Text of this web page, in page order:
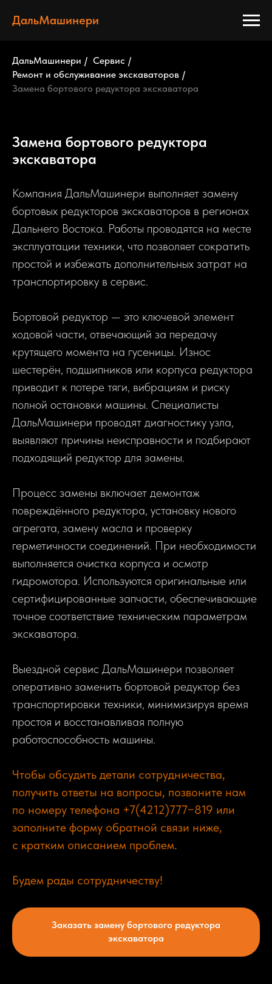
ДальМашинери
ДальМашинери / Сервис /
Ремонт и обслуживание экскаваторов /
Замена бортового редуктора экскаватора
Замена бортового редуктора
экскаватора
Компания ДальМашинери выполняет замену
бортовых редукторов экскаваторов в регионах
Дальнего Востока. Работы проводятся на месте
эксплуатации техники, что позволяет сократить
простой и избежать дополнительных затрат на
транспортировку в сервис.
Бортовой редуктор — это ключевой элемент
ходовой части, отвечающий за передачу
крутящего момента на гусеницы. Износ
шестерён, подшипников или корпуса редуктора
приводит к потере тяги, вибрациям и риску
полной остановки машины. Специалисты
ДальМашинери проводят диагностику узла,
выявляют причины неисправности и подбирают
подходящий редуктор для замены.
Процесс замены включает демонтаж
повреждённого редуктора, установку нового
агрегата, замену масла и проверку
герметичности соединений. При необходимости
выполняется очистка корпуса и осмотр
гидромотора. Используются оригинальные или
сертифицированные запчасти, обеспечивающие
точное соответствие техническим параметрам
экскаватора.
Выездной сервис ДальМашинери позволяет
оперативно заменить бортовой редуктор без
транспортировки техники, минимизируя время
простоя и восстанавливая полную
работоспособность машины.
Чтобы обсудить детали сотрудничества,
получить ответы на вопросы, позвоните нам
по номеру телефона +7(4212)777−819 или
заполните форму обратной связи ниже,
с кратким описанием проблем.
Будем рады сотрудничеству!
Заказать замену бортового редуктора
экскаватора